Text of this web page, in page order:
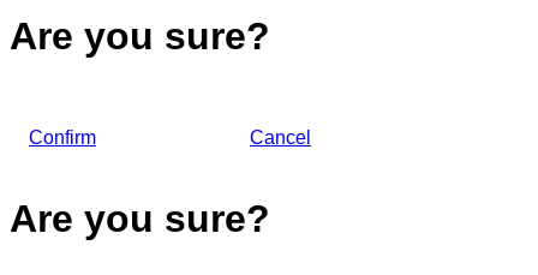
Are you sure?
Confirm Cancel
Are you sure?